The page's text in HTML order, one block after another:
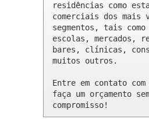
residências como
comerciais dos mais
segmentos, tais
escolas, mercados,
bares, clínicas,
muitos outros.
Entre em contato com
faça um orçamento
compromisso!